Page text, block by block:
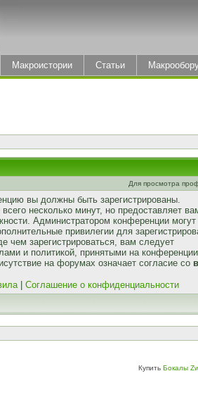
Макроистории Статьи
Для просмотра
вы должны быть зарегистрированы.
всего несколько минут, но предоставляет
Администратором конференции
привилегии для
чем зарегистрироваться, вам следует
и политикой, принятыми на
на форумах означает согласие со
| Соглашение о конфиденциальности
Купить Бокалы